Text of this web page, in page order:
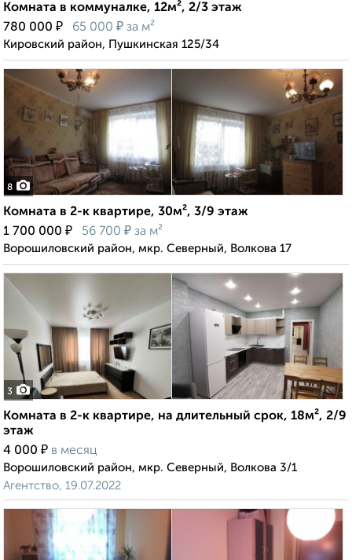
Комната в коммуналке, 12м², 2/3 этаж
780 000 ₽ 65 000 ₽ за м²
Кировский район, Пушкинская 125/34
8
Комната в 2-к квартире, 30м², 3/9 этаж
1 700 000 ₽ 56 700 ₽ за м²
Ворошиловский район, мкр. Северный, Волкова 17
3
Комната в 2-к квартире, на длительный срок, 18м², 2/9
этаж
4 000 ₽ в месяц
Ворошиловский район, мкр. Северный, Волкова 3/1
Агентство, 19.07.2022